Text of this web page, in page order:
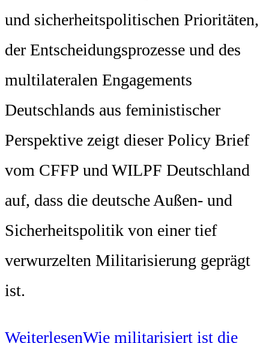
und sicherheitspolitischen Prioritäten,
der Entscheidungsprozesse und des
multilateralen Engagements
Deutschlands aus feministischer
Perspektive zeigt dieser Policy Brief
vom CFFP und WILPF Deutschland
auf, dass die deutsche Außen- und
Sicherheitspolitik von einer tief
verwurzelten Militarisierung geprägt
ist.
WeiterlesenWie militarisiert ist die